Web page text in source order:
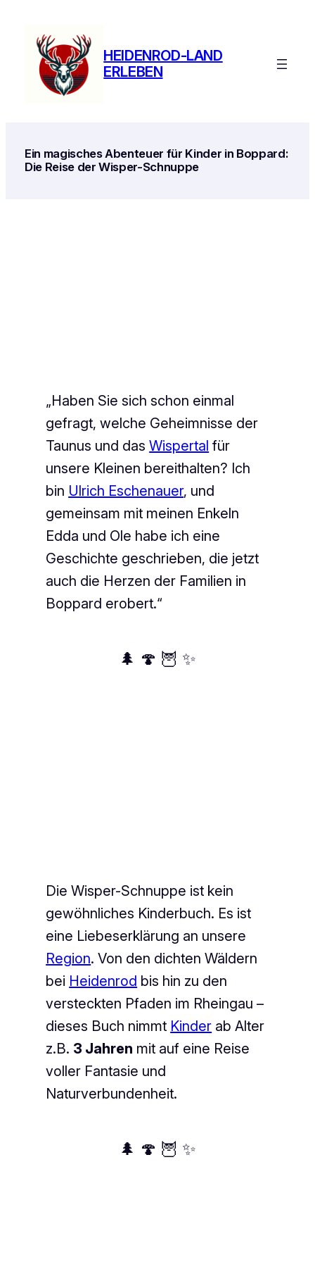
springen
HEIDENROD-LAND
ERLEBEN
Ein magisches Abenteuer für Kinder in Boppard:
Die Reise der Wisper-Schnuppe
„Haben Sie sich schon einmal
gefragt, welche Geheimnisse der
Taunus und dasWispertal für
unsere Kleinen bereithalten? Ich
bin Ulrich Eschenauer, und
gemeinsam mit meinen Enkeln
Edda und Ole habe ich eine
Geschichte geschrieben, die jetzt
auch die Herzen der Familien in
Boppard erobert.“
🌲 🍄 🦉 ✨
Die Wisper-Schnuppe ist kein
gewöhnliches Kinderbuch. Es ist
eine Liebeserklärung an unsere
Region. Von den dichten Wäldern
bei Heidenrod bis hin zu den
versteckten Pfaden im Rheingau –
dieses Buch nimmt Kinder ab Alter
z.B. 3 Jahren mit auf eine Reise
voller Fantasie und
Naturverbundenheit.
🌲 🍄 🦉 ✨